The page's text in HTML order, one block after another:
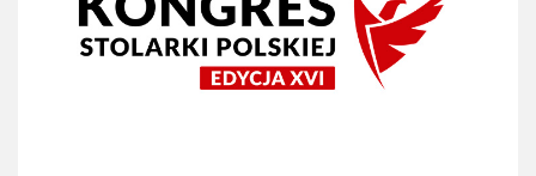
podziękować wszystkim, którzy
przyczynili się do sukcesu wydarzenia.